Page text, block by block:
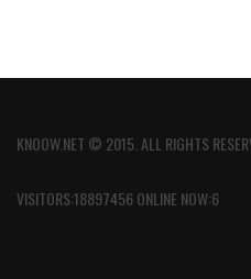
KNOOW.NET © 2015. ALL RIGHTS
VISITORS:18897456 ONLINE NOW:6